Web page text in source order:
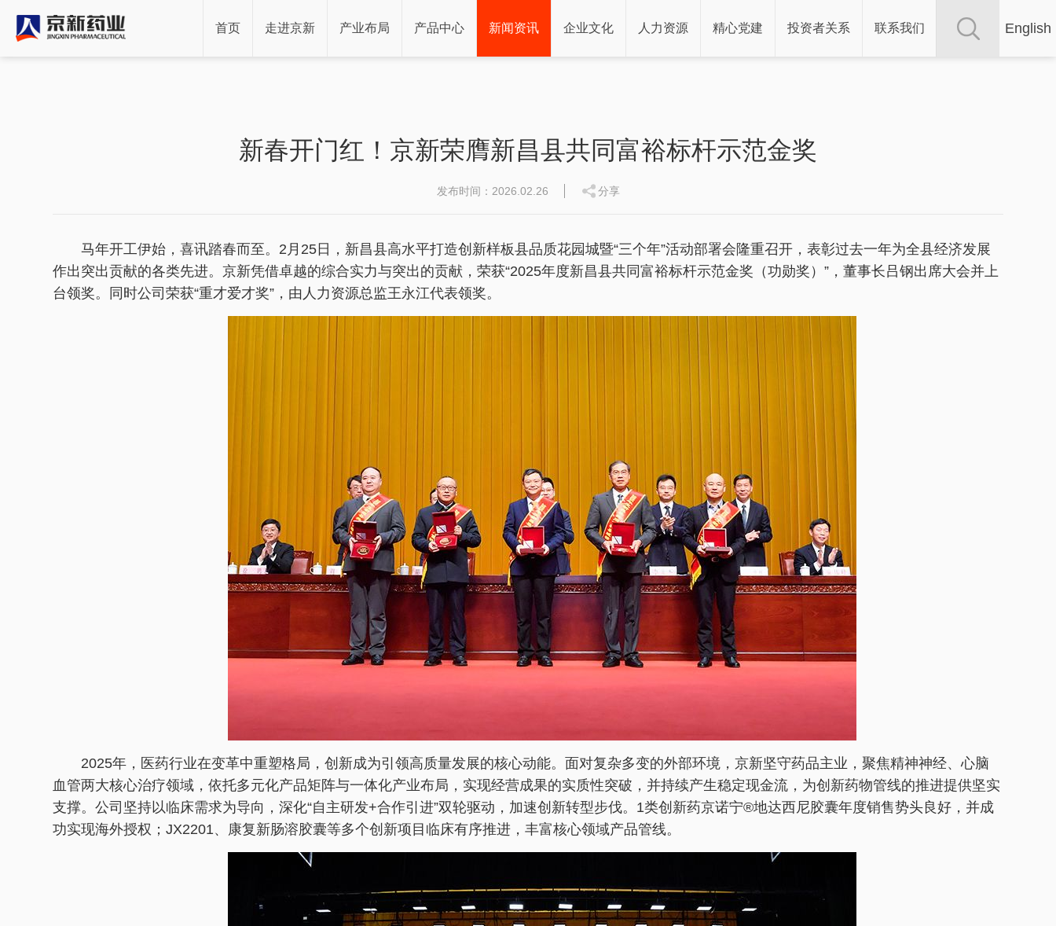
English
首页 走进京新 产业布局 产品中心 新闻资讯 企业文化 人力资源 精心党建 投资者关系 联系我们
新春开门红！京新荣膺新昌县共同富裕标杆示范金奖
发布时间：2026.02.26 分享
马年开工伊始，喜讯踏春而至。2月25日，新昌县高水平打造创新样板县品质花园城暨“三个年”活动部署会隆重召开，表彰过去一年为全县经济发展
作出突出贡献的各类先进。京新凭借卓越的综合实力与突出的贡献，荣获“2025年度新昌县共同富裕标杆示范金奖（功勋奖）”，董事长吕钢出席大会并上
台领奖。同时公司荣获“重才爱才奖”，由人力资源总监王永江代表领奖。
2025年，医药行业在变革中重塑格局，创新成为引领高质量发展的核心动能。面对复杂多变的外部环境，京新坚守药品主业，聚焦精神神经、心脑
血管两大核心治疗领域，依托多元化产品矩阵与一体化产业布局，实现经营成果的实质性突破，并持续产生稳定现金流，为创新药物管线的推进提供坚实
支撑。公司坚持以临床需求为导向，深化“自主研发+合作引进”双轮驱动，加速创新转型步伐。1类创新药京诺宁®地达西尼胶囊年度销售势头良好，并成
功实现海外授权；JX2201、康复新肠溶胶囊等多个创新项目临床有序推进，丰富核心领域产品管线。